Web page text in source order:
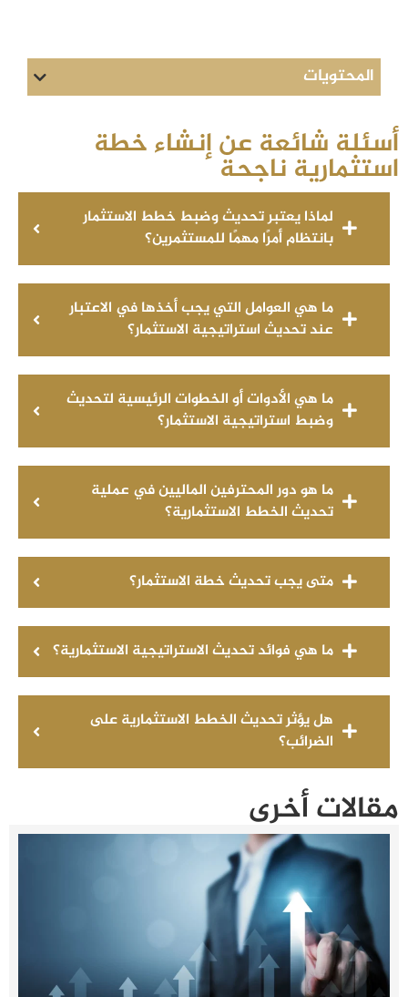
المحتويات
أسئلة شائعة عن إنشاء خطة
استثمارية ناجحة
لماذا يعتبر تحديث وضبط خطط الاستثمار
بانتظام أمرًا مهمًا للمستثمرين؟
ما هي العوامل التي يجب أخذها في الاعتبار
عند تحديث استراتيجية الاستثمار؟
ما هي الأدوات أو الخطوات الرئيسية لتحديث
وضبط استراتيجية الاستثمار؟
ما هو دور المحترفين الماليين في عملية
تحديث الخطط الاستثمارية؟
متى يجب تحديث خطة الاستثمار؟
ما هي فوائد تحديث الاستراتيجية الاستثمارية؟
هل يؤثر تحديث الخطط الاستثمارية على
الضرائب؟
مقالات أخرى